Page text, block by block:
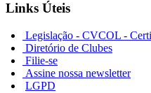
Links Úteis
Legislação - CVCOL -
Diretório de Clubes
Filie-se
Assine nossa newsletter
LGPD